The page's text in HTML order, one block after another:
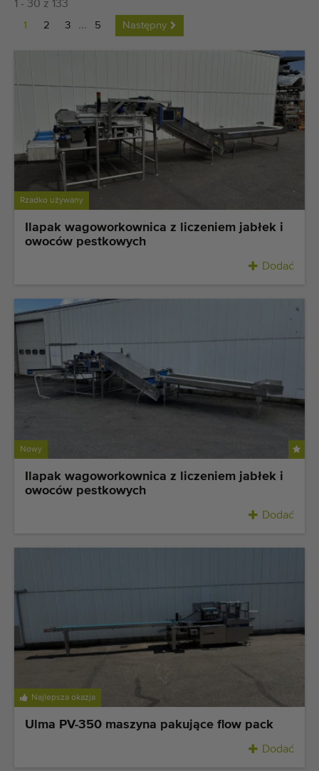
Ostatnio dodane maszyny
Powiadomieniom o maszynach
Maszyny
Marki
Kontakt
Maszyny rolnicze i ogrodnicze dobrej jakości
Wykwalifikowany personel
Dostawa na całym świecie
działamy od 1977 roku
1 - 30 z 133
1 2 3 ... 5 Następny
Rzadko używany
Ilapak wagoworkownica z liczeniem jabłek i
owoców pestkowych
Dodać
Nowy
Ilapak wagoworkownica z liczeniem jabłek i
owoców pestkowych
Dodać
Najlepsza okazja
Ulma PV-350 maszyna pakujące flow pack
Dodać